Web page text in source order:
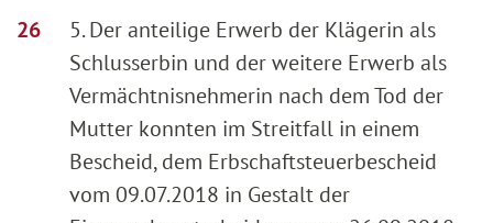
5. Der anteilige Erwerb der Klägerin als
Schlusserbin und der weitere Erwerb als
Vermächtnisnehmerin nach dem Tod der
Mutter konnten im Streitfall in einem
Bescheid, dem Erbschaftsteuerbescheid
vom 09.07.2018 in Gestalt der